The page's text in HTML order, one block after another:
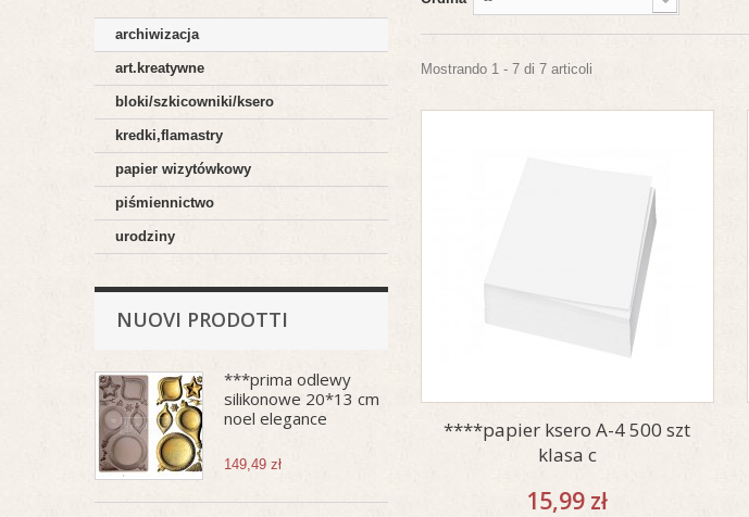
archiwizacja
art.kreatywne
bloki/szkicowniki/ksero
kredki,flamastry
papier wizytówkowy
piśmiennictwo
urodziny
NUOVI PRODOTTI
***prima odlewy
silikonowe 20*13 cm
noel elegance
149,49 zł
Mostrando 1 - 7 di 7 articoli
****papier ksero A-4 500 szt
klasa c
15,99 zł